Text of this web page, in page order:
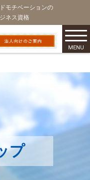
モチベーションの
ネス資格
MENU
プ